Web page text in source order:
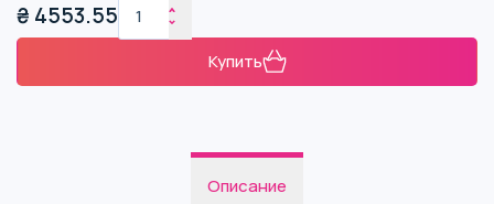
₴ 4553.55
Купить
Описание